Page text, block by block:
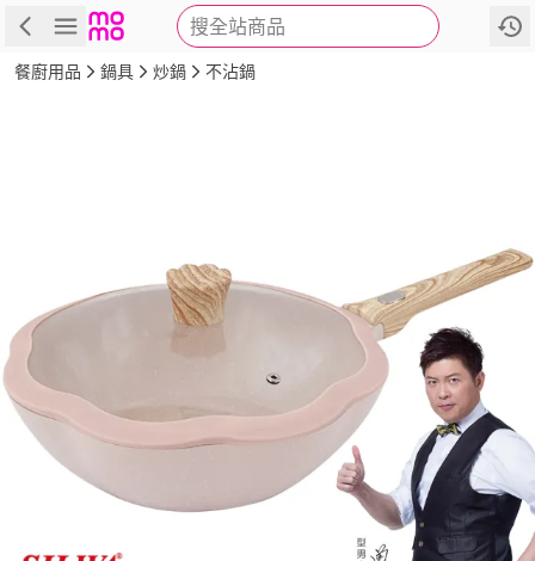
搜全站商品
商品 評價 詳情
餐廚用品 鍋具 炒鍋 不沾鍋